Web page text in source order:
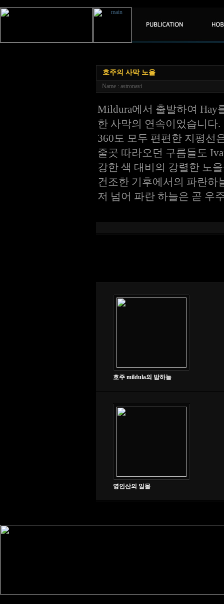
호주의 사막 노을
Name : astronavi
Mildura에서 출발하여 Hay
한 사막의 연속이었습니다.
360도 모두 편편한 지평선
줄곳 따라오던 구름들도
강한 색 대비의 강렬한 노
건조한 기후에서의 파란하
저 넘어 파란 하늘은 곧 우
호주 mildula의 밤하늘
영인산의 일몰